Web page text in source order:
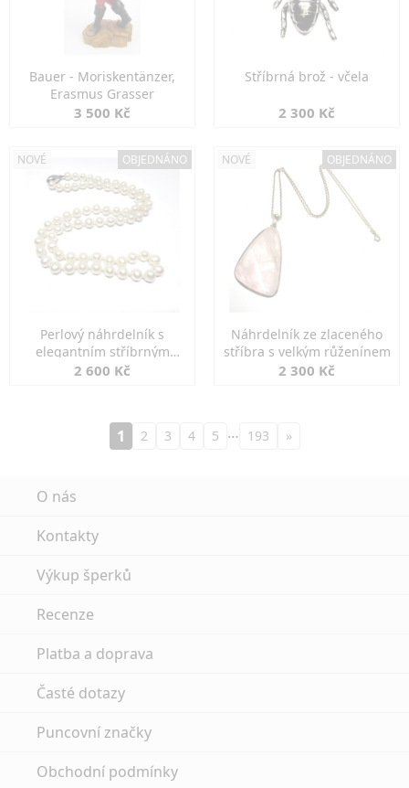
Bauer - Moriskentänzer,
Erasmus Grasser
3 500 Kč
Stříbrná brož - včela
2 300 Kč
NOVÉ OBJEDNÁNO
Perlový náhrdelník s
elegantním stříbrným
zapínáním
2 600 Kč
NOVÉ OBJEDNÁNO
Náhrdelník ze zlaceného
stříbra s velkým růženínem
2 300 Kč
1 2 3 4 5 … 193 »
O nás
Kontakty
Výkup šperků
Recenze
Platba a doprava
Časté dotazy
Puncovní značky
Obchodní podmínky